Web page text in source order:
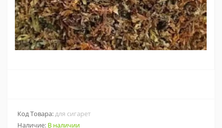
Код Товара:для сигарет
Наличие: В наличии